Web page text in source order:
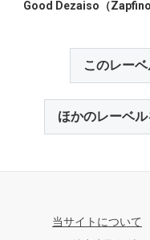
Good Dezaiso（Zapfino
このレー
ほかのレーベル
当サイトについて